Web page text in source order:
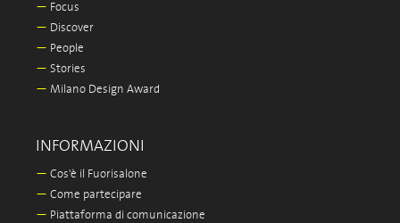
— Focus
— Discover
— People
— Stories
— Milano Design Award
INFORMAZIONI
— Cos'è il Fuorisalone
— Come partecipare
— Piattaforma di comunicazione